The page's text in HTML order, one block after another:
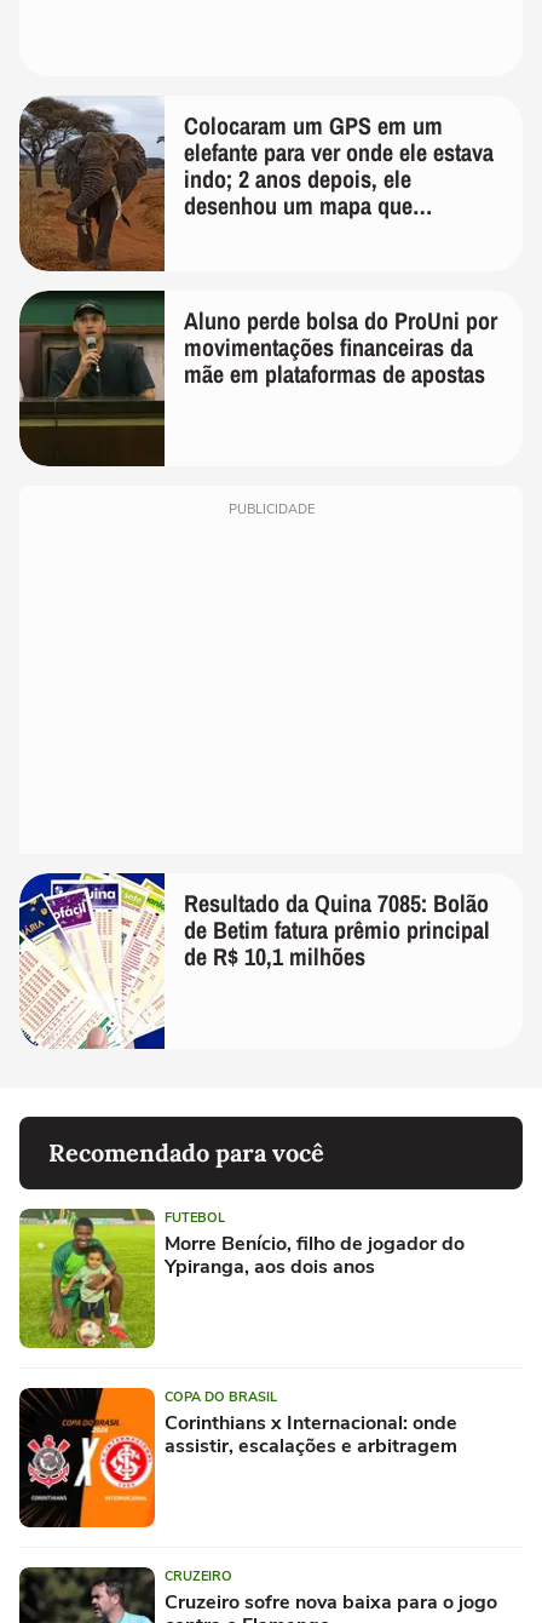
Colocaram um GPS em um
elefante para ver onde ele estava
indo; 2 anos depois, ele
desenhou um mapa que
Aluno perde bolsa do ProUni por
movimentações financeiras da
mãe em plataformas de apostas
PUBLICIDADE
Resultado da Quina 7085: Bolão
de Betim fatura prêmio principal
de R$ 10,1 milhões
Recomendado para você
FUTEBOL
Morre Benício, filho de jogador do
Ypiranga, aos dois anos
COPA DO BRASIL
Corinthians x Internacional: onde
assistir, escalações e arbitragem
CRUZEIRO
Cruzeiro sofre nova baixa para o jogo